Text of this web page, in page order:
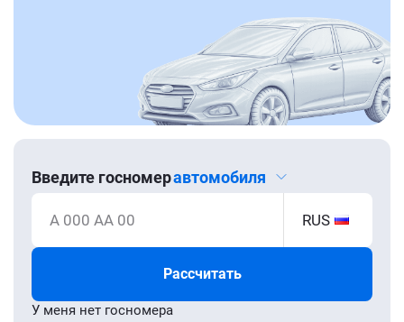
Введите госномеравтомобиля
А 000 АА 00 RUS
Рассчитать
У меня нет госномера